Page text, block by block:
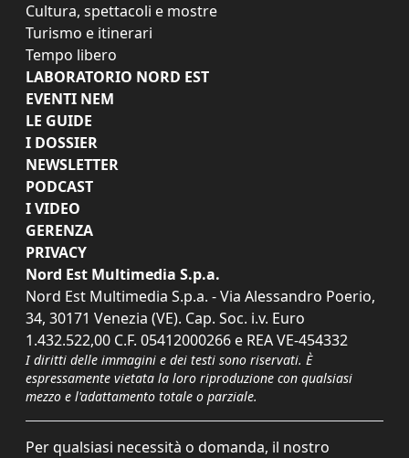
Cultura, spettacoli e mostre
Turismo e itinerari
Tempo libero
LABORATORIO NORD EST
EVENTI NEM
LE GUIDE
I DOSSIER
NEWSLETTER
PODCAST
I VIDEO
GERENZA
PRIVACY
Nord Est Multimedia S.p.a.
Nord Est Multimedia S.p.a. - Via Alessandro Poerio,
34, 30171 Venezia (VE). Cap. Soc. i.v. Euro
1.432.522,00 C.F. 05412000266 e REA VE-454332
I diritti delle immagini e dei testi sono riservati. È
espressamente vietata la loro riproduzione con qualsiasi
mezzo e l'adattamento totale o parziale.
Per qualsiasi necessità o domanda, il nostro